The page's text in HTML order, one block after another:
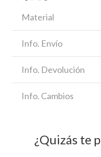
Material
Info. Envío
Info. Devolución
Info. Cambios
¿Quizás te